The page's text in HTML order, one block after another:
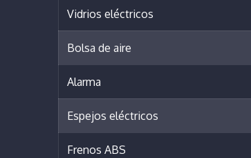
Vidrios eléctricos
Bolsa de aire
Alarma
Espejos eléctricos
Frenos ABS